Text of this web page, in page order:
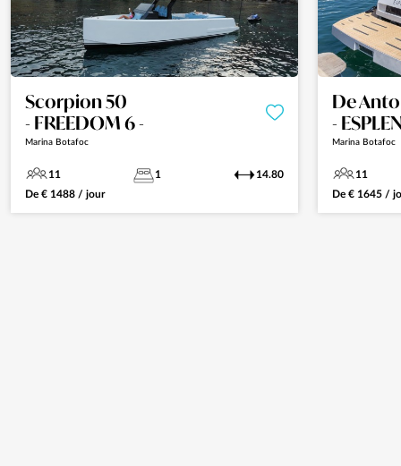
Scorpion 50
- FREEDOM 6 -
Marina Botafoc
11 1
14.80
De € 1488 / jour
De
-
Marina Botafoc
11
De€ 1645 /